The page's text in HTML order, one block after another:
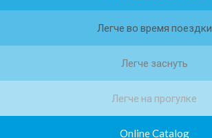
Легче во время поездки
Легче заснуть
Легче на прогулке
Online Catalog